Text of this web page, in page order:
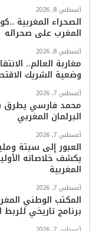
أغسطس 8, 2026
الصحراء المغربية
المغرب على صحرائه
أغسطس 8, 2026
مغاربة العالم..
وضعية الشريك
أغسطس 7, 2026
محمد فارسي يطرق
البرلمان المغربي
أغسطس 7, 2026
العبور إلى سبتة
المغربية
أغسطس 7, 2026
المكتب الوطني
برنامج تاريخي